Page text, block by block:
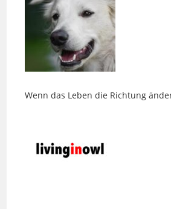
Wenn das Leben die Richtung ändert